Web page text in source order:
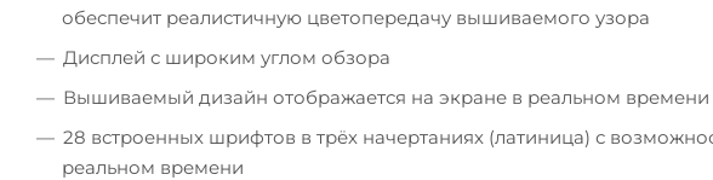
обеспечит реалистичную цветопередачу вышиваемого узора
Дисплей с широким углом обзора
Вышиваемый дизайн отображается на экране в реальном времени
28 встроенных шрифтов в трёх начертаниях (латиница) с
реальном времени